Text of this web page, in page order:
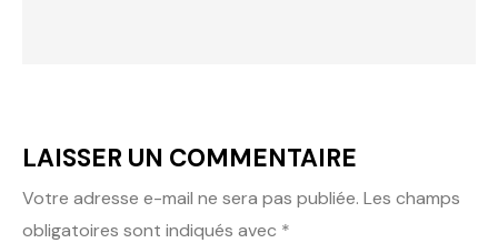
LAISSER UN COMMENTAIRE
Votre adresse e-mail ne sera pas publiée. Les champs
obligatoires sont indiqués avec *